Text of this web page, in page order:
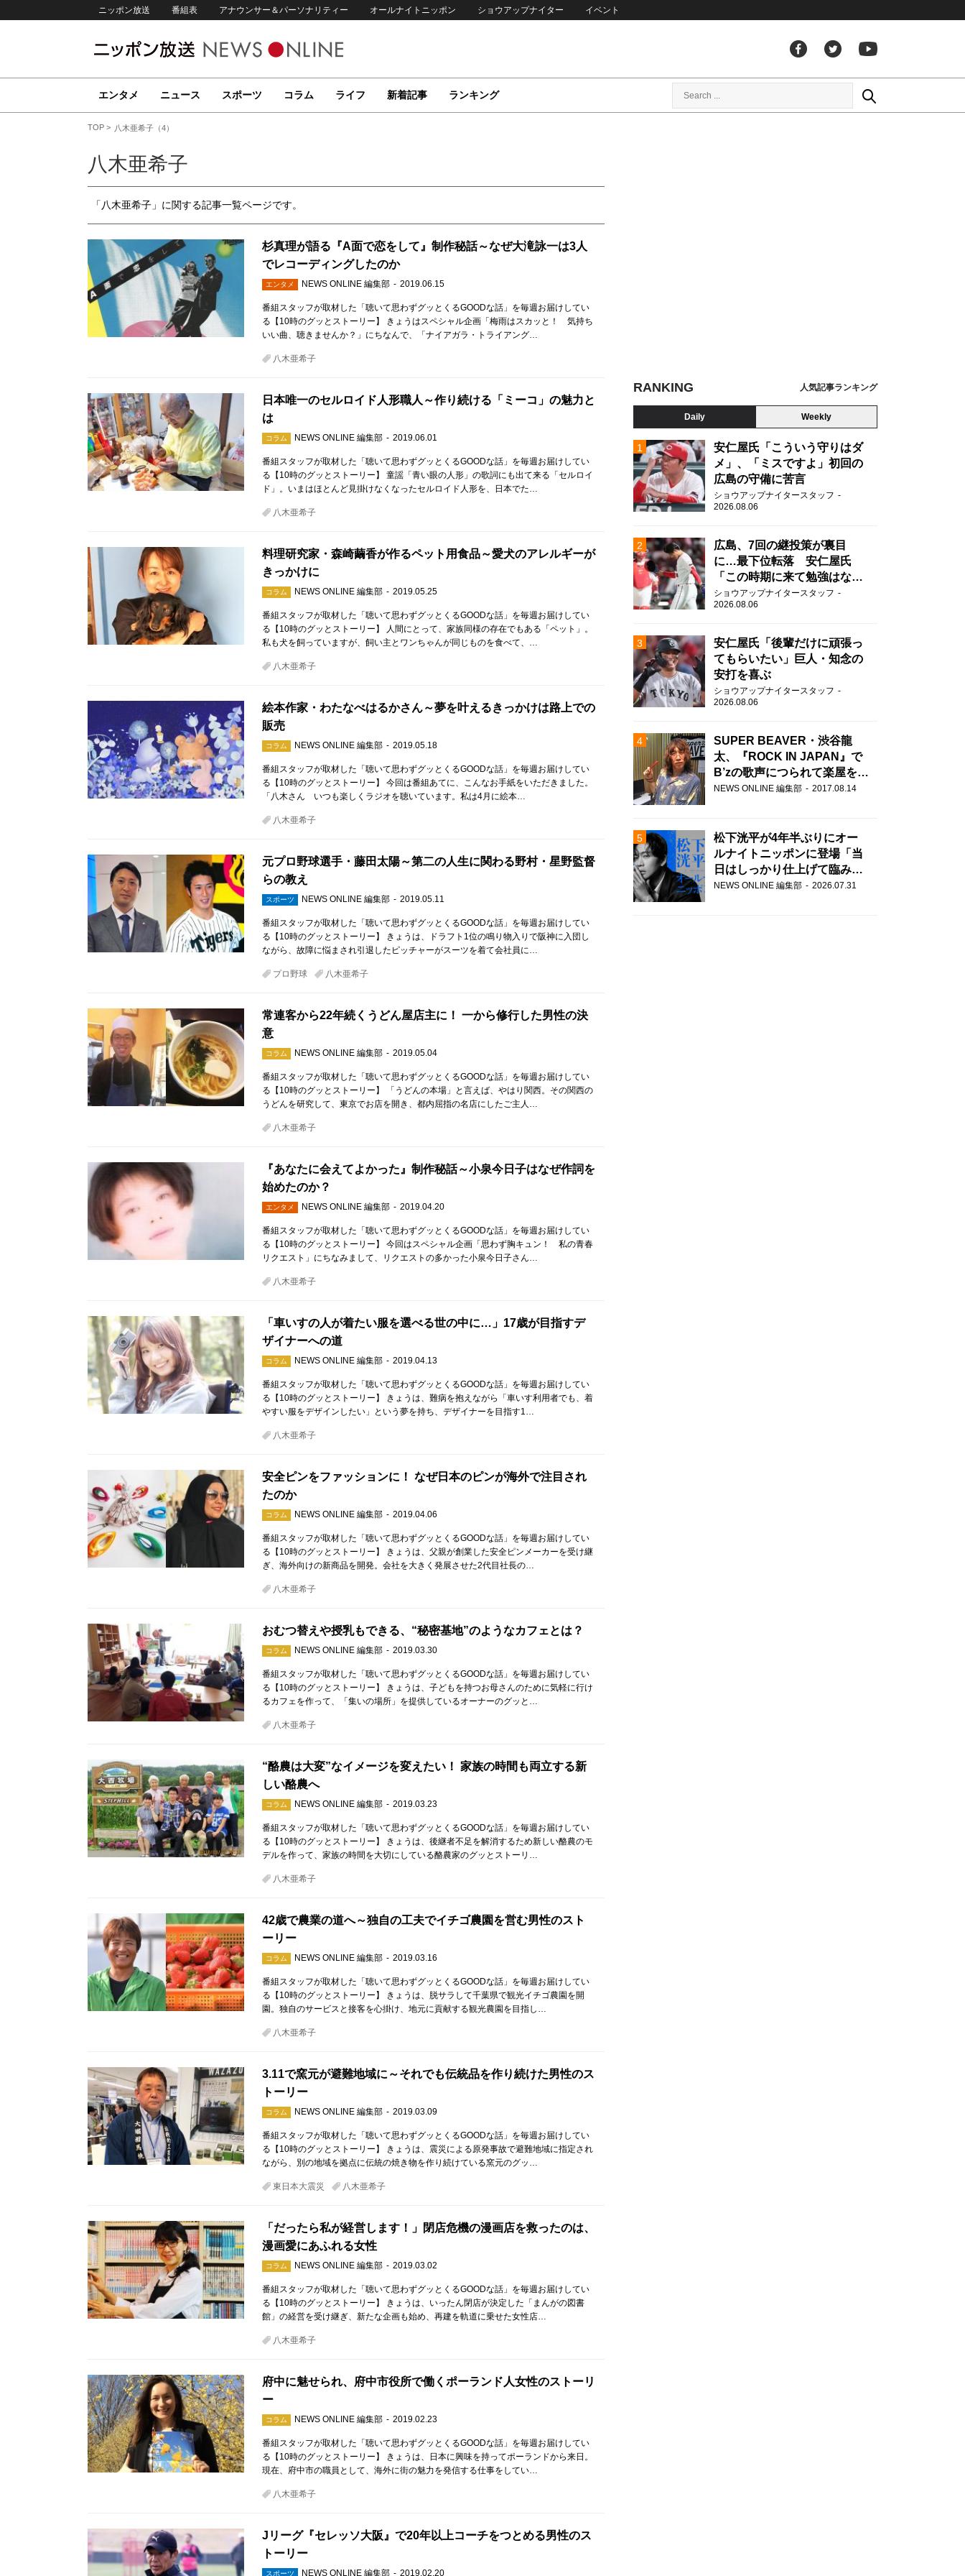
ニッポン放送 番組表 アナウンサー＆パーソナリティー オールナイトニッポン ショウアップナイター イベント
エンタメ ニュース スポーツ コラム ライフ 新着記事 ランキング
TOP 八木亜希子（4）
八木亜希子
「八木亜希子」に関する記事一覧ページです。
杉真理が語る『A面で恋をして』制作秘話～なぜ大滝詠一は3人
でレコーディングしたのか
エンタメ NEWS ONLINE 編集部 2019.06.15
番組スタッフが取材した「聴いて思わずグッとくるGOODな話」を毎週お届けしてい
る【10時のグッとストーリー】 きょうはスペシャル企画「梅雨はスカッと！ 気持ち
いい曲、聴きませんか？」にちなんで、「ナイアガラ・トライアング…
八木亜希子
日本唯一のセルロイド人形職人～作り続ける「ミーコ」の魅力と
は
コラム NEWS ONLINE 編集部 2019.06.01
番組スタッフが取材した「聴いて思わずグッとくるGOODな話」を毎週お届けしてい
る【10時のグッとストーリー】 童謡「青い眼の人形」の歌詞にも出て来る「セルロイ
ド」。いまはほとんど見掛けなくなったセルロイド人形を、日本でた…
八木亜希子
料理研究家・森崎繭香が作るペット用食品～愛犬のアレルギーが
きっかけに
コラム NEWS ONLINE 編集部 2019.05.25
番組スタッフが取材した「聴いて思わずグッとくるGOODな話」を毎週お届けしてい
る【10時のグッとストーリー】 人間にとって、家族同様の存在でもある「ペット」。
私も犬を飼っていますが、飼い主とワンちゃんが同じものを食べて、…
八木亜希子
絵本作家・わたなべはるかさん～夢を叶えるきっかけは路上での
販売
コラム NEWS ONLINE 編集部 2019.05.18
番組スタッフが取材した「聴いて思わずグッとくるGOODな話」を毎週お届けしてい
る【10時のグッとストーリー】 今回は番組あてに、こんなお手紙をいただきました。
「八木さん いつも楽しくラジオを聴いています。私は4月に絵本…
八木亜希子
元プロ野球選手・藤田太陽～第二の人生に関わる野村・星野監督
らの教え
スポーツ NEWS ONLINE 編集部 2019.05.11
番組スタッフが取材した「聴いて思わずグッとくるGOODな話」を毎週お届けしてい
る【10時のグッとストーリー】 きょうは、ドラフト1位の鳴り物入りで阪神に入団し
ながら、故障に悩まされ引退したピッチャーがスーツを着て会社員に…
プロ野球 八木亜希子
常連客から22年続くうどん屋店主に！ 一から修行した男性の決
意
コラム NEWS ONLINE 編集部 2019.05.04
番組スタッフが取材した「聴いて思わずグッとくるGOODな話」を毎週お届けしてい
る【10時のグッとストーリー】 「うどんの本場」と言えば、やはり関西。その関西の
うどんを研究して、東京でお店を開き、都内屈指の名店にしたご主人…
八木亜希子
『あなたに会えてよかった』制作秘話～小泉今日子はなぜ作詞を
始めたのか？
エンタメ NEWS ONLINE 編集部 2019.04.20
番組スタッフが取材した「聴いて思わずグッとくるGOODな話」を毎週お届けしてい
る【10時のグッとストーリー】 今回はスペシャル企画「思わず胸キュン！ 私の青春
リクエスト」にちなみまして、リクエストの多かった小泉今日子さん…
八木亜希子
「車いすの人が着たい服を選べる世の中に…」17歳が目指すデ
ザイナーへの道
コラム NEWS ONLINE 編集部 2019.04.13
番組スタッフが取材した「聴いて思わずグッとくるGOODな話」を毎週お届けしてい
る【10時のグッとストーリー】 きょうは、難病を抱えながら「車いす利用者でも、着
やすい服をデザインしたい」という夢を持ち、デザイナーを目指す1…
八木亜希子
安全ピンをファッションに！ なぜ日本のピンが海外で注目され
たのか
コラム NEWS ONLINE 編集部 2019.04.06
番組スタッフが取材した「聴いて思わずグッとくるGOODな話」を毎週お届けしてい
る【10時のグッとストーリー】 きょうは、父親が創業した安全ピンメーカーを受け継
ぎ、海外向けの新商品を開発。会社を大きく発展させた2代目社長の…
八木亜希子
おむつ替えや授乳もできる、“秘密基地”のようなカフェとは？
コラム NEWS ONLINE 編集部 2019.03.30
番組スタッフが取材した「聴いて思わずグッとくるGOODな話」を毎週お届けしてい
る【10時のグッとストーリー】 きょうは、子どもを持つお母さんのために気軽に行け
るカフェを作って、「集いの場所」を提供しているオーナーのグッと…
八木亜希子
“酪農は大変”なイメージを変えたい！ 家族の時間も両立する新
しい酪農へ
コラム NEWS ONLINE 編集部 2019.03.23
番組スタッフが取材した「聴いて思わずグッとくるGOODな話」を毎週お届けしてい
る【10時のグッとストーリー】 きょうは、後継者不足を解消するため新しい酪農のモ
デルを作って、家族の時間を大切にしている酪農家のグッとストーリ…
八木亜希子
42歳で農業の道へ～独自の工夫でイチゴ農園を営む男性のスト
ーリー
コラム NEWS ONLINE 編集部 2019.03.16
番組スタッフが取材した「聴いて思わずグッとくるGOODな話」を毎週お届けしてい
る【10時のグッとストーリー】 きょうは、脱サラして千葉県で観光イチゴ農園を開
園。独自のサービスと接客を心掛け、地元に貢献する観光農園を目指し…
八木亜希子
3.11で窯元が避難地域に～それでも伝統品を作り続けた男性のス
トーリー
コラム NEWS ONLINE 編集部 2019.03.09
番組スタッフが取材した「聴いて思わずグッとくるGOODな話」を毎週お届けしてい
る【10時のグッとストーリー】 きょうは、震災による原発事故で避難地域に指定され
ながら、別の地域を拠点に伝統の焼き物を作り続けている窯元のグッ…
東日本大震災 八木亜希子
「だったら私が経営します！」閉店危機の漫画店を救ったのは、
漫画愛にあふれる女性
コラム NEWS ONLINE 編集部 2019.03.02
番組スタッフが取材した「聴いて思わずグッとくるGOODな話」を毎週お届けしてい
る【10時のグッとストーリー】 きょうは、いったん閉店が決定した「まんがの図書
館」の経営を受け継ぎ、新たな企画も始め、再建を軌道に乗せた女性店…
八木亜希子
府中に魅せられ、府中市役所で働くポーランド人女性のストーリ
ー
コラム NEWS ONLINE 編集部 2019.02.23
番組スタッフが取材した「聴いて思わずグッとくるGOODな話」を毎週お届けしてい
る【10時のグッとストーリー】 きょうは、日本に興味を持ってポーランドから来日。
現在、府中市の職員として、海外に街の魅力を発信する仕事をしてい…
八木亜希子
Jリーグ『セレッソ大阪』で20年以上コーチをつとめる男性のス
トーリー
スポーツ NEWS ONLINE 編集部 2019.02.20
RANKING 人気記事ランキング
Daily Weekly
安仁屋氏「こういう守りはダ
メ」、「ミスですよ」初回の
広島の守備に苦言
ショウアップナイタースタッフ
2026.08.06
広島、7回の継投策が裏目
に…最下位転落 安仁屋氏
「この時期に来て勉強はな
い」
ショウアップナイタースタッフ
2026.08.06
安仁屋氏「後輩だけに頑張っ
てもらいたい」巨人・知念の
安打を喜ぶ
ショウアップナイタースタッフ
2026.08.06
SUPER BEAVER・渋谷龍
太、『ROCK IN JAPAN』で
B’zの歌声につられて楽屋を脱
走！？
NEWS ONLINE 編集部 2017.08.14
松下洸平が4年半ぶりにオー
ルナイトニッポンに登場「当
日はしっかり仕上げて臨みま
す」
NEWS ONLINE 編集部 2026.07.31